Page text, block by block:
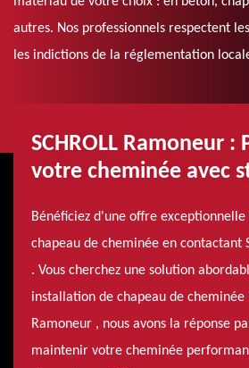
autres. Nos professionnels respectent
les indictions de la réglementation
SCHROLL Ramoneur :
votre cheminée avec
Bénéficiez d'une offre
chapeau de cheminée en contactant
. Vous cherchez une solution
installation de chapeau de cheminée
Ramoneur , nous avons la réponse
maintenir votre cheminée